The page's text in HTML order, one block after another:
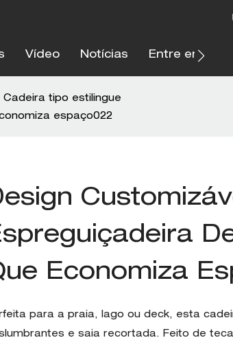
Vídeo Notícias Entre em
Cadeira tipo estilingue
espaço022
Economiza
para a praia, lago ou deck, esta
e saia recortada. Feito de